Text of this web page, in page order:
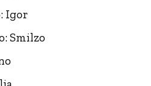
Igor
Smilzo